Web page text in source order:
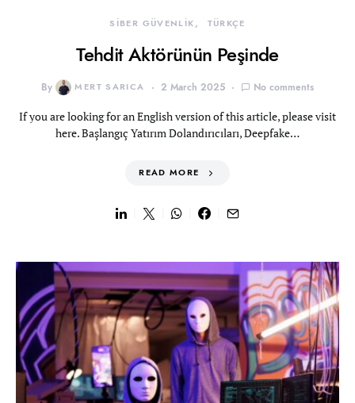
SİBER GÜVENLİK TÜRKÇE
Tehdit Aktörünün Peşinde
By MERT SARICA 2 March 2025 No comments
If you are looking for an English version of this article, please visit
here. Başlangıç Yatırım Dolandırıcıları, Deepfake…
READ MORE